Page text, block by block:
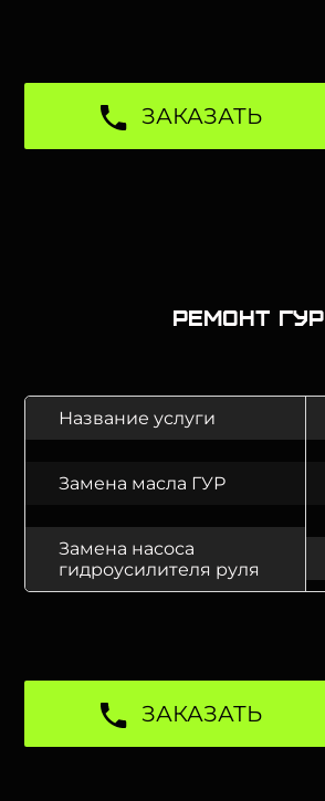
ЗАКАЗАТЬ
Ремонт ГУР
Название услуги
Замена масла ГУР
Замена насоса
гидроусилителя руля
ЗАКАЗАТЬ